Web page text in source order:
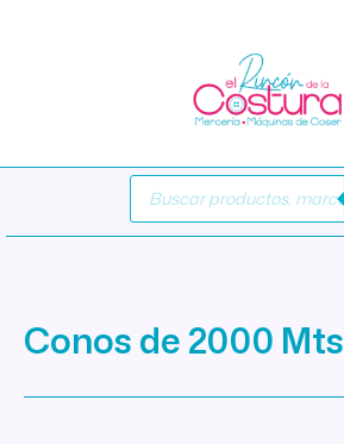
Búsqueda
productos
Conos de 2000 Mts